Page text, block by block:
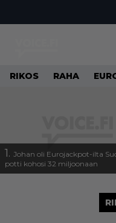
RIKOS RAHA
1. Johan oli Eurojackpot-ilta
potti kohosi 32 miljoonaan